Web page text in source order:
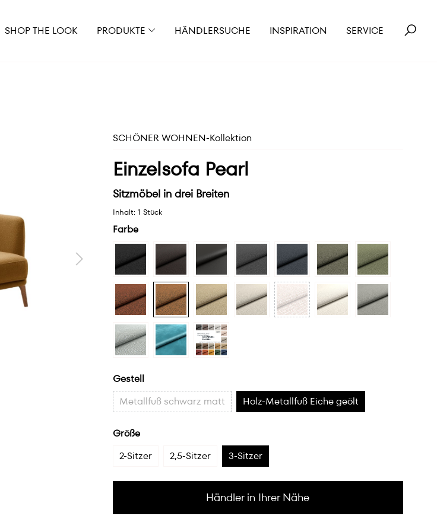
SHOP THE LOOK PRODUKTE HÄNDLERSUCHE INSPIRATION SERVICE
SCHÖNER WOHNEN-Kollektion
Einzelsofa Pearl
Sitzmöbel in drei Breiten
Inhalt: 1 Stück
Farbe
Gestell
Metallfuß schwarz matt
Holz-Metallfuß Eiche geölt
Größe
2-Sitzer
2,5-Sitzer 3-Sitzer
Händler in Ihrer Nähe